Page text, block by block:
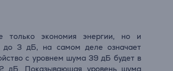
только экономия энергии, но и
до 3 дБ, на самом деле означает
с уровнем шума 39 дБ будет в
дБ. Показывающая уровень шума